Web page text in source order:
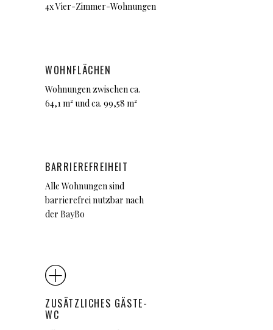
4x Vier-Zimmer-Wohnungen
WOHNFLÄCHEN
Wohnungen zwischen ca.
64,1 m² und ca. 99,58 m²
BARRIEREFREIHEIT
Alle Wohnungen sind
barrierefrei nutzbar nach
der BayBo
ZUSÄTZLICHES GÄSTE-
WC